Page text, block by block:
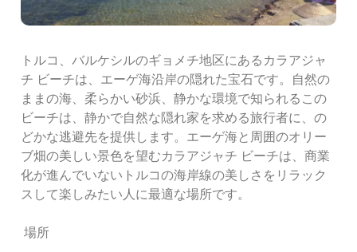
トルコ、バルケシルのギョメチ地区にあるカラアジャ
チ ビーチは、エーゲ海沿岸の隠れた宝石です。自然の
ままの海、柔らかい砂浜、静かな環境で知られるこの
ビーチは、静かで自然な隠れ家を求める旅行者に、の
どかな逃避先を提供します。エーゲ海と周囲のオリー
ブ畑の美しい景色を望むカラアジャチ ビーチは、商業
化が進んでいないトルコの海岸線の美しさをリラック
スして楽しみたい人に最適な場所です。
場所